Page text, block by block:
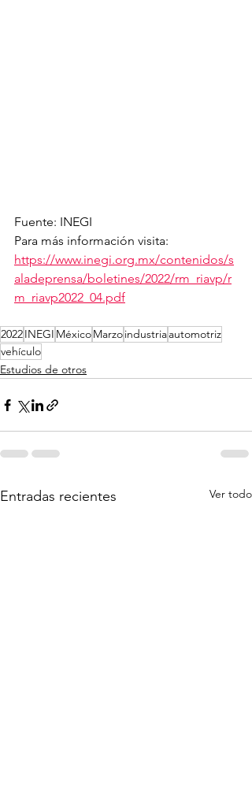
Fuente: INEGI
Para más información visita:
https://www.inegi.org.mx/contenidos/s
aladeprensa/boletines/2022/rm_riavp/r
m_riavp2022_04.pdf
2022INEGI MéxicoMarzoindustriaautomotriz
vehículo
Estudios de otros
Entradas recientes Ver todo